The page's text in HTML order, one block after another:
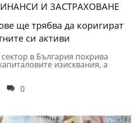
И ЗАСТРАХОВАНЕ
ще трябва да коригират
си активи
в България покрива
изисквания, а
0